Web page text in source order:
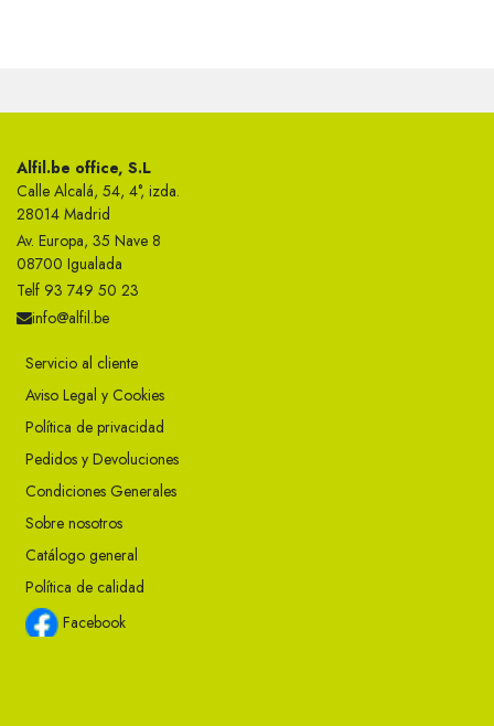
Alfil.be office, S.L
Calle Alcalá, 54, 4°, izda.
28014 Madrid
Av. Europa, 35 Nave 8
08700 Igualada
Telf 93 749 50 23
info@alfil.be
Servicio al cliente
Aviso Legal y Cookies
Política de privacidad
Pedidos y Devoluciones
Condiciones Generales
Sobre nosotros
Catálogo general
Política de calidad
Facebook